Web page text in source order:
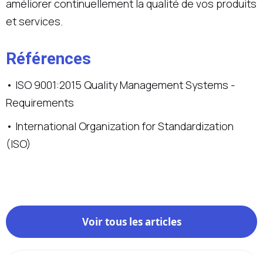
améliorer continuellement la qualité de vos produits
et services.
Références
• ISO 9001:2015 Quality Management Systems -
Requirements
• International Organization for Standardization
(ISO)
Voir tous les articles